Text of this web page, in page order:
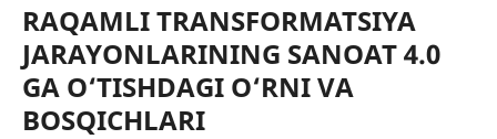
RAQAMLI TRANSFORMATSIYA
JARAYONLARINING SANOAT 4.0
GA O‘TISHDAGI O‘RNI VA
BOSQICHLARI